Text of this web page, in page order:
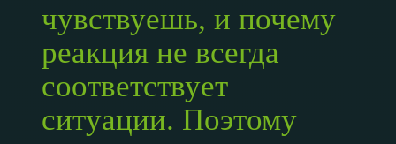
чувствуешь, и почему
реакция не всегда
соответствует
ситуации. Поэтому